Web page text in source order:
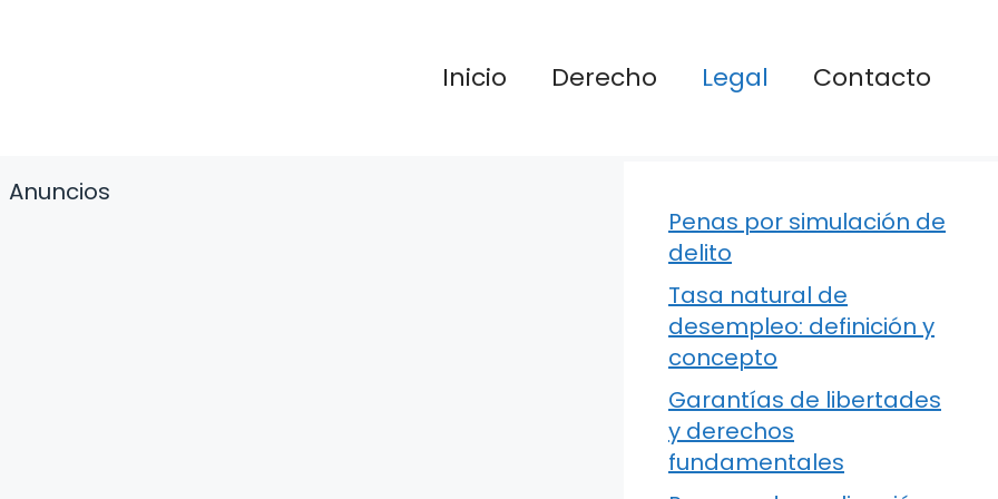
Inicio Derecho Legal Contacto
Anuncios
Penas por simulación de
delito
Tasa natural de
desempleo: definición y
concepto
Garantías de libertades
y derechos
fundamentales